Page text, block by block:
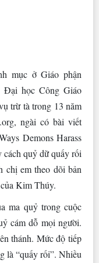
mục ở Giáo phận
Đại học Công Giáo
trừ tà trong 13 năm
ngài có bài viết
Demons Harass
quỷ dữ quấy rối
chị em theo dõi bản
Kim Thúy.
ma quỷ trong cuộc
cám dỗ mọi người.
thánh. Mức độ tiếp
là “quấy rối”. Nhiều